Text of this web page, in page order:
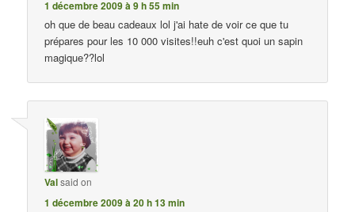
1 décembre 2009 à 9 h 55 min
oh que de beau cadeaux lol j'ai hate de voir ce que tu
prépares pour les 10 000 visites!!euh c'est quoi un sapin
magique??lol
Valsaid on
1 décembre 2009 à 20 h 13 min